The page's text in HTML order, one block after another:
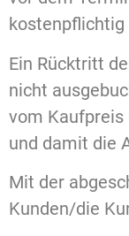
kostenpflichtig
Ein Rücktritt
nicht
vom Kaufpreis
und damit die
Mit der
Kunden/die